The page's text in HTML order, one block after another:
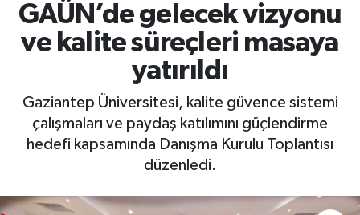
GAÜN’de gelecek vizyonu
ve kalite süreçleri masaya
yatırıldı
Gaziantep Üniversitesi, kalite güvence sistemi
çalışmaları ve paydaş katılımını güçlendirme
hedefi kapsamında Danışma Kurulu Toplantısı
düzenledi.
Gaziantep son dakika
Genel
Haberler
Magazin
Puan Durumu ve Fikstür
Tüm Manşetler
Son Dakika Haberleri
Haber Arşivi